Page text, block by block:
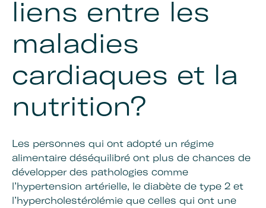
liens entre les
maladies
cardiaques et la
nutrition?
Les personnes qui ont adopté un régime
alimentaire déséquilibré ont plus de chances de
développer des pathologies comme
l’hypertension artérielle, le diabète de type 2 et
l’hypercholestérolémie que celles qui ont une